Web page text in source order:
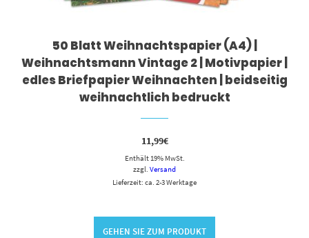
50 Blatt Weihnachtspapier (A4) |
Weihnachtsmann Vintage 2 | Motivpapier |
edles Briefpapier Weihnachten | beidseitig
weihnachtlich bedruckt
11,99€
Enthält 19% MwSt.
zzgl. Versand
Lieferzeit: ca. 2-3 Werktage
GEHEN SIE ZUM PRODUKT